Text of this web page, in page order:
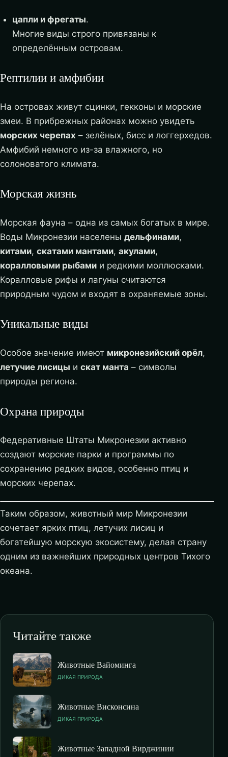
цапли и фрегаты.
Многие виды строго привязаны к
определённым островам.
Рептилии и амфибии
На островах живут сцинки, гекконы и морские
змеи. В прибрежных районах можно увидеть
морских черепах – зелёных, бисс и логгерхедов.
Амфибий немного из-за влажного, но
солоноватого климата.
Морская жизнь
Морская фауна – одна из самых богатых в мире.
Воды Микронезии населены дельфинами,
китами, скатами мантами, акулами,
коралловыми рыбами и редкими моллюсками.
Коралловые рифы и лагуны считаются
природным чудом и входят в охраняемые зоны.
Уникальные виды
Особое значение имеют микронезийский орёл,
летучие лисицы и скат манта – символы
природы региона.
Охрана природы
Федеративные Штаты Микронезии активно
создают морские парки и программы по
сохранению редких видов, особенно птиц и
морских черепах.
Таким образом, животный мир Микронезии
сочетает ярких птиц, летучих лисиц и
богатейшую морскую экосистему, делая страну
одним из важнейших природных центров Тихого
океана.
Читайте также
Животные Вайоминга
ДИКАЯ ПРИРОДА
Животные Висконсина
ДИКАЯ ПРИРОДА
Животные Западной Вирджинии